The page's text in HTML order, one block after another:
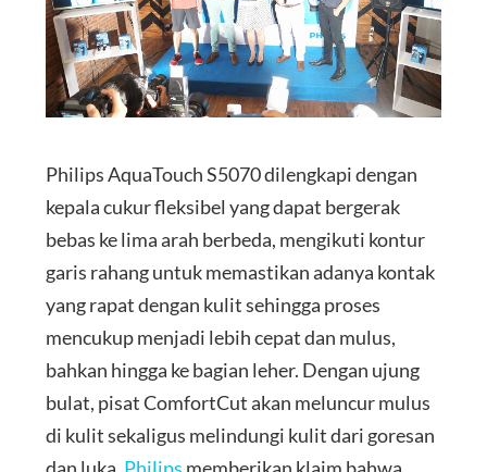
Philips AquaTouch S5070 dilengkapi dengan
kepala cukur fleksibel yang dapat bergerak
bebas ke lima arah berbeda, mengikuti kontur
garis rahang untuk memastikan adanya kontak
yang rapat dengan kulit sehingga proses
mencukup menjadi lebih cepat dan mulus,
bahkan hingga ke bagian leher. Dengan ujung
bulat, pisat ComfortCut akan meluncur mulus
di kulit sekaligus melindungi kulit dari goresan